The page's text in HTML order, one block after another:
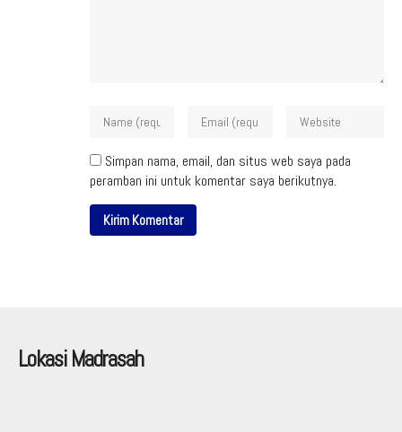
Simpan nama, email, dan situs web saya pada
peramban ini untuk komentar saya berikutnya.
Lokasi Madrasah